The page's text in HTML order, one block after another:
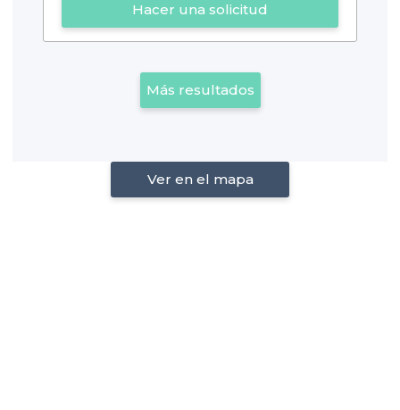
Hacer una solicitud
Más resultados
Ver en el mapa